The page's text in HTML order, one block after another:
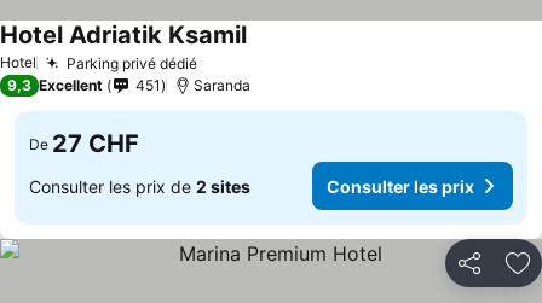
Hotel Parking privé dédié
Hotel Adriatik Ksamil
9,3 Excellent 451 Saranda
De 27 CHF
Consulter les prix de 2 sites Consulter les prix
Partager